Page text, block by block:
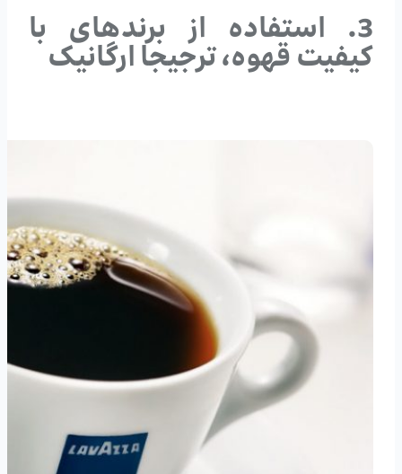
3. استفاده از برندهای با
کیفیت قهوه، ترجیجا ارگانیک